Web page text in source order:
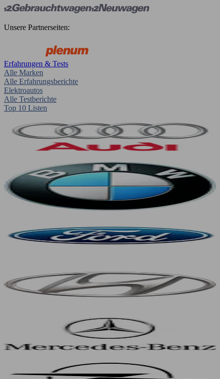
Unsere Partnerseiten:
Erfahrungen & Tests
Alle Marken
Alle Erfahrungsberichte
Elektroautos
Alle Testberichte
Top 10 Listen